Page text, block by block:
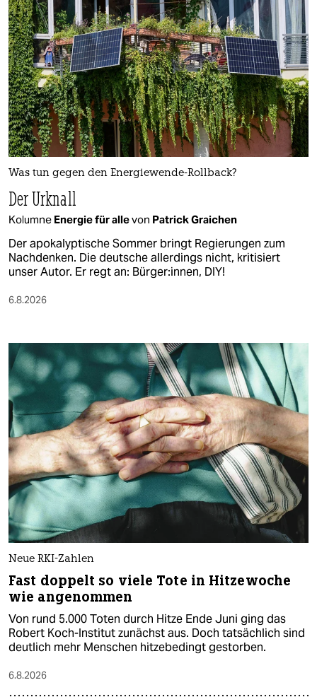
Was tun gegen den Energiewende-Rollback?
Der Urknall
Kolumne Energie für allevon Patrick Graichen
Der apokalyptische Sommer bringt Regierungen zum
Nachdenken. Die deutsche allerdings nicht, kritisiert
unser Autor. Er regt an: Bürger:innen, DIY!
6.8.2026
Neue RKI-Zahlen
Fast doppelt so viele Tote in Hitzewoche
wie angenommen
Von rund 5.000 Toten durch Hitze Ende Juni ging das
Robert Koch-Institut zunächst aus. Doch tatsächlich sind
deutlich mehr Menschen hitzebedingt gestorben.
6.8.2026